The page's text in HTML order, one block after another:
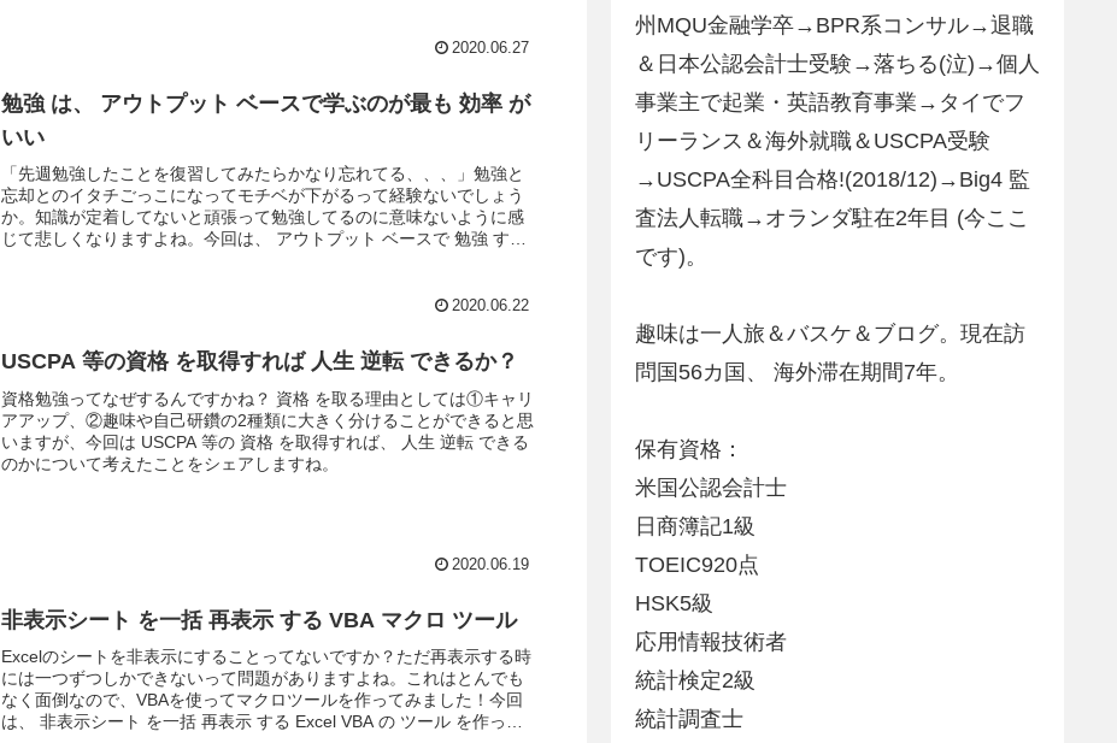
2020.06.27
勉強 は、 アウトプット ベースで学ぶのが最も 効率 が
いい
「先週勉強したことを復習してみたらかなり忘れてる、、、」勉強と
忘却とのイタチごっこになってモチベが下がるって経験ないでしょう
か。知識が定着してないと頑張って勉強してるのに意味ないように感
じて悲しくなりますよね。今回は、 アウトプット ベースで 勉強 する
2020.06.22
USCPA 等の資格 を取得すれば 人生 逆転 できるか？
資格勉強ってなぜするんですかね？ 資格 を取る理由としては①キャリ
アアップ、②趣味や自己研鑽の2種類に大きく分けることができると思
いますが、今回は USCPA 等の 資格 を取得すれば、 人生 逆転 できる
のかについて考えたことをシェアしますね。
2020.06.19
非表示シート を一括 再表示 する VBA マクロ ツール
Excelのシートを非表示にすることってないですか？ただ再表示する時
には一つずつしかできないって問題がありますよね。これはとんでも
なく面倒なので、VBAを使ってマクロツールを作ってみました！今回
は、 非表示シート を一括 再表示 する Excel VBA の ツール を作って
州MQU金融学卒→BPR系コンサル→退職
＆日本公認会計士受験→落ちる(泣)→個人
事業主で起業・英語教育事業→タイでフ
リーランス＆海外就職＆USCPA受験
→USCPA全科目合格!(2018/12)→Big4 監
査法人転職→オランダ駐在2年目 (今ここ
です)。
趣味は一人旅＆バスケ＆ブログ。現在訪
問国56カ国、 海外滞在期間7年。
保有資格：
米国公認会計士
日商簿記1級
TOEIC920点
HSK5級
応用情報技術者
統計検定2級
統計調査士